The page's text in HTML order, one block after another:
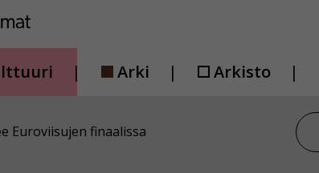
Arki Arkisto
Euroviisujen finaalissa